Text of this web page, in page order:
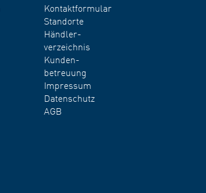
Kontaktformular
Standorte
Händler-
verzeichnis
Kunden-
betreuung
Impressum
Datenschutz
AGB